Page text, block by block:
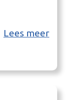
Lees meer